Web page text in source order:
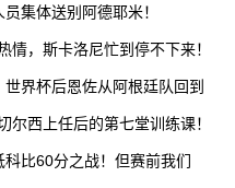
集体送别阿德耶米！
情，斯卡洛尼忙到停不下来！
界杯后恩佐从阿根廷队回到
尔西上任后的第七堂训练课！
比60分之战！但赛前我们